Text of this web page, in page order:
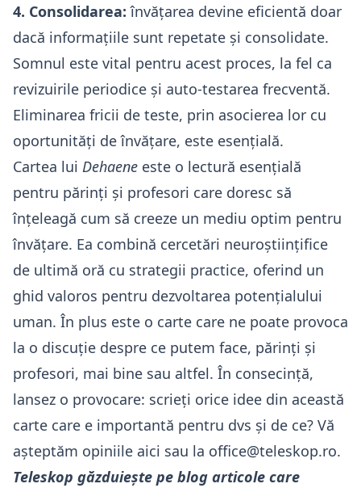
4. Consolidarea: învățarea devine eficientă doar
dacă informațiile sunt repetate și consolidate.
Somnul este vital pentru acest proces, la fel ca
revizuirile periodice și auto-testarea frecventă.
Eliminarea fricii de teste, prin asocierea lor cu
oportunități de învățare, este esențială.
Cartea lui Dehaene este o lectură esențială
pentru părinți și profesori care doresc să
înțeleagă cum să creeze un mediu optim pentru
învățare. Ea combină cercetări neuroștiințifice
de ultimă oră cu strategii practice, oferind un
ghid valoros pentru dezvoltarea potențialului
uman. În plus este o carte care ne poate provoca
la o discuție despre ce putem face, părinți și
profesori, mai bine sau altfel. În consecință,
lansez o provocare: scrieți orice idee din această
carte care e importantă pentru dvs și de ce? Vă
așteptăm opiniile aici sau la office@teleskop.ro.
Teleskop găzduiește pe blog articole care